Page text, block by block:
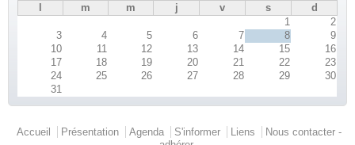
m m j v s
d
1
2
3
4 5 6 7 8
9
10
11 12 13 14 15
16
17
18 19 20 21 22
23
24
25 26 27 28 29
30
31
Menu principal
Accueil Présentation Agenda S'informer Liens
Nous contacter -